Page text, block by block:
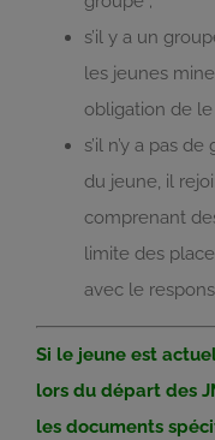
s’il y a un
les jeunes
obligation de le
s’il n’y a pas
du jeune, il
comprenant
limite des
avec le
Si le jeune est
lors du départ des
les documents